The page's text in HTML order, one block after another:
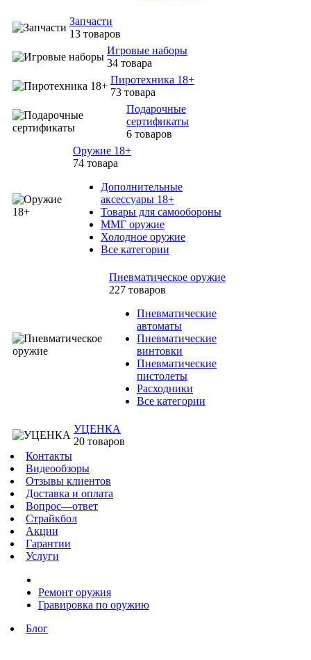
Запчасти
13 товаров
Игровые наборы
34 товара
Пиротехника 18+
73 товара
Подарочные
сертификаты
6 товаров
Оружие 18+
74 товара
Дополнительные
аксессуары 18+
Товары для самообороны
ММГ оружие
Холодное оружие
Все категории
Пневматическое оружие
227 товаров
Пневматические
автоматы
Пневматические
винтовки
Пневматические
пистолеты
Расходники
Все категории
УЦЕНКА
20 товаров
Контакты
Видеообзоры
Отзывы клиентов
Доставка и оплата
Вопрос—ответ
Страйкбол
Акции
Гарантии
Услуги
Ремонт оружия
Гравировка по оружию
Блог